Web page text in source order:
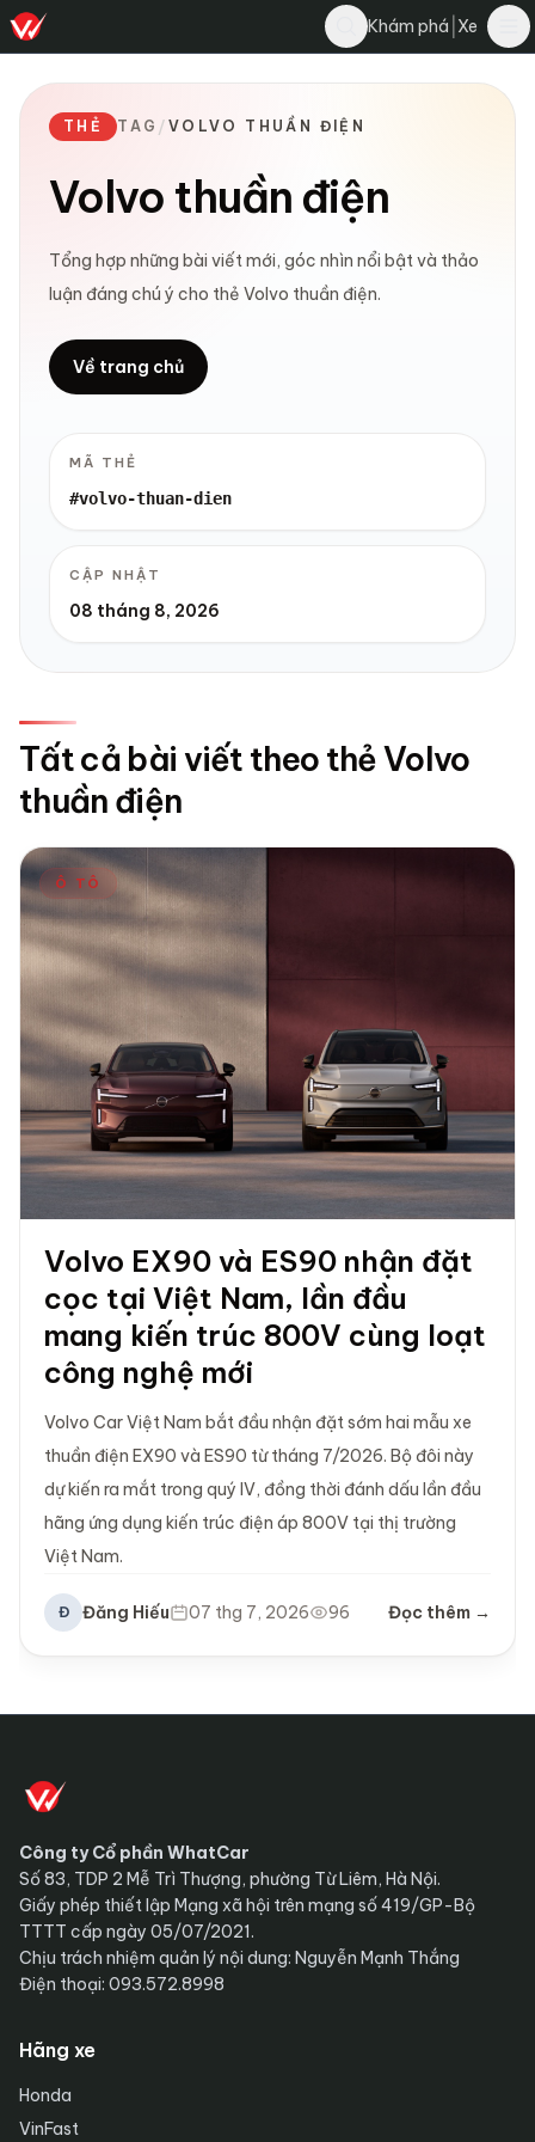
Khám phá Xe
THẺ TAG / VOLVO THUẦN ĐIỆN
Volvo thuần điện
Tổng hợp những bài viết mới, góc nhìn nổi bật và thảo
luận đáng chú ý cho thẻ Volvo thuần điện.
Về trang chủ
MÃ THẺ
#volvo-thuan-dien
CẬP NHẬT
08 tháng 8, 2026
Tất cả bài viết theo thẻ Volvo
thuần điện
Ô TÔ
Volvo EX90 và ES90 nhận đặt
cọc tại Việt Nam, lần đầu
mang kiến trúc 800V cùng loạt
công nghệ mới
Volvo Car Việt Nam bắt đầu nhận đặt sớm hai mẫu xe
thuần điện EX90 và ES90 từ tháng 7/2026. Bộ đôi này
dự kiến ra mắt trong quý IV, đồng thời đánh dấu lần đầu
hãng ứng dụng kiến trúc điện áp 800V tại thị trường
Việt Nam.
Đ Đăng Hiếu 07 thg 7, 2026 96 Đọc thêm →
Công ty Cổ phần WhatCar
Số 83, TDP 2 Mễ Trì Thượng, phường Từ Liêm, Hà Nội.
Giấy phép thiết lập Mạng xã hội trên mạng số 419/GP-Bộ
TTTT cấp ngày 05/07/2021.
Chịu trách nhiệm quản lý nội dung: Nguyễn Mạnh Thắng
Điện thoại: 093.572.8998
Hãng xe
Honda
VinFast